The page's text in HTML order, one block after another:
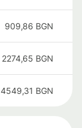
909,86 BGN
2274,65 BGN
4549,31 BGN